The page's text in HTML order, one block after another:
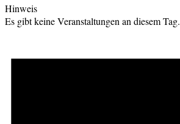
Hinweis
Es gibt keine Veranstaltungen an diesem Tag.